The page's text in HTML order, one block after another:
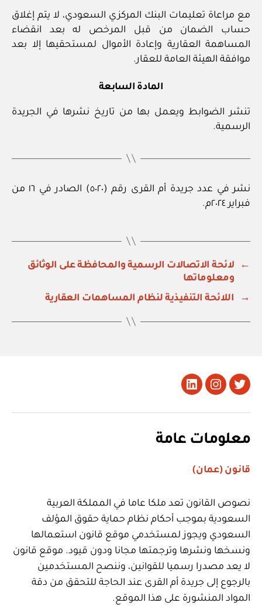
مع مراعاة تعليمات البنك المركزي السعودي، لا يتم إغلاق
حساب الضمان من قبل المرخص له بعد انقضاء
المساهمة العقارية وإعادة الأموال لمستحقيها إلا بعد
موافقة الهيئة العامة للعقار.
المادة السابعة
تنشر الضوابط ويعمل بها من تاريخ نشرها في الجريدة
الرسمية.
نشر في عدد جريدة أم القرى رقم (٥٠٢٠) الصادر في ١٦ من
فبراير ٢٠٢٤م.
←
لائحة الاتصالات الرسمية والمحافظة على الوثائق
ومعلوماتها
→
اللائحة التنفيذية لنظام المساهمات العقارية
تويتر Instagram
LinkedIn
معلومات عامة
قانون (عمان)
نصوص القانون تعد ملكا عاما في المملكة العربية
السعودية بموجب أحكام نظام حماية حقوق المؤلف
السعودي ويجوز لمستخدمي موقع قانون استعمالها
ونسخها ونشرها وترجمتها مجانا ودون قيود. موقع قانون
لا يعد مصدرا رسميا للقوانين، وننصح المستخدمين
بالرجوع إلى جريدة أم القرى عند الحاجة للتحقق من دقة
المواد المنشورة على هذا الموقع.